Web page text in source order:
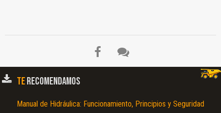
TERECOMENDAMOS
Manual de Hidráulica: Funcionamiento, Principios y Seguridad